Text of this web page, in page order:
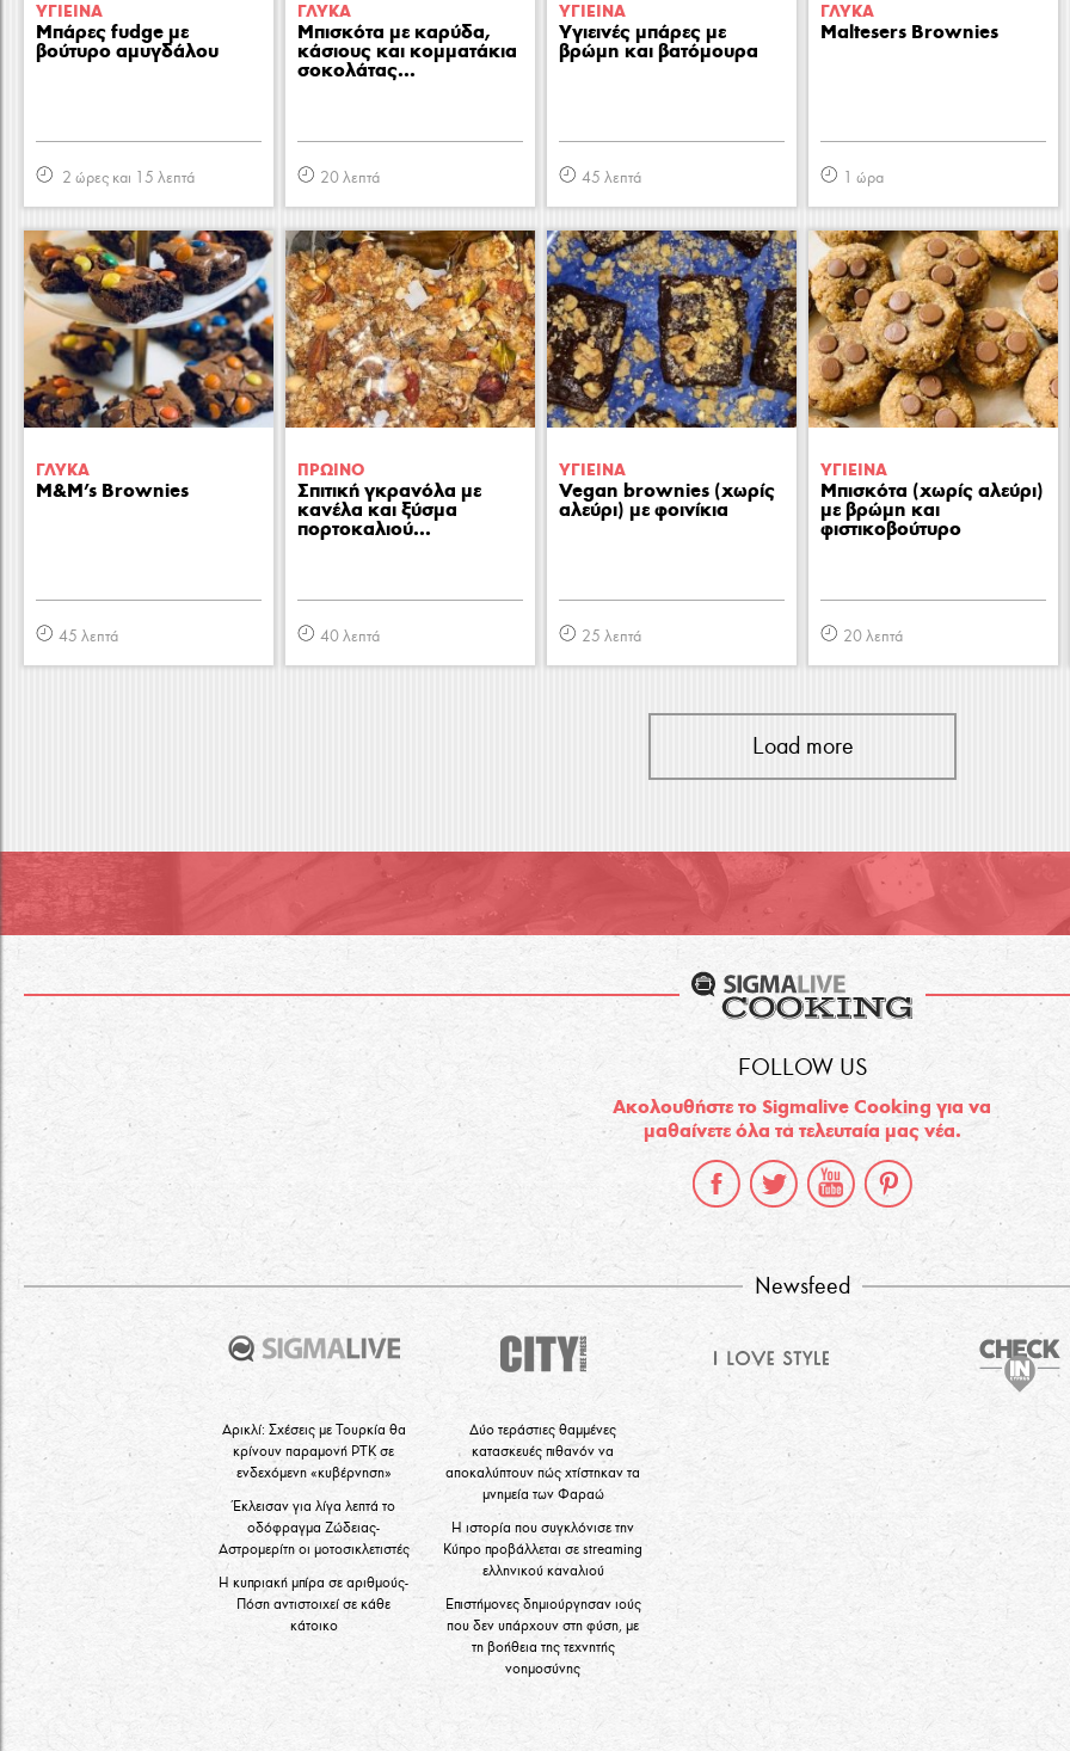
ΥΓΙΕΙΝA
Μπάρες fudge με
βούτυρο αμυγδάλου
2 ώρες και 15 λεπτά
ΓΛΥΚA
Μπισκότα με καρύδα,
κάσιους και κομματάκια
σοκολάτας...
20 λεπτά
ΥΓΙΕΙΝA
Υγιεινές μπάρες με
βρώμη και βατόμουρα
45 λεπτά
ΓΛΥΚA
Maltesers Brownies
1 ώρα
ΓΛΥΚA
M&M's Brownies
45 λεπτά
ΠΡΩΙΝΟ
Σπιτική γκρανόλα με
κανέλα και ξύσμα
πορτοκαλιού...
40 λεπτά
ΥΓΙΕΙΝA
Vegan brownies (χωρίς
αλεύρι) με φοινίκια
25 λεπτά
ΥΓΙΕΙΝA
Μπισκότα (χωρίς αλεύρι)
με βρώμη και
φιστικοβούτυρο
20 λεπτά
Load more
FOLLOW US
Ακολουθήστε το Sigmalive Cooking για να
μαθαίνετε όλα τα τελευταία μας νέα.
Newsfeed
Αρικλί: Σχέσεις με Τουρκία θα
κρίνουν παραμονή ΡΤΚ σε
ενδεχόμενη «κυβέρνηση»
Έκλεισαν για λίγα λεπτά το
οδόφραγμα Ζώδειας-
Αστρομερίτη οι μοτοσικλετιστές
Η κυπριακή μπίρα σε αριθμούς-
Πόση αντιστοιχεί σε κάθε
κάτοικο
Δύο τεράστιες θαμμένες
κατασκευές πιθανόν να
αποκαλύπτουν πώς χτίστηκαν τα
μνημεία των Φαραώ
Η ιστορία που συγκλόνισε την
Κύπρο προβάλλεται σε streaming
ελληνικού καναλιού
Επιστήμονες δημιούργησαν ιούς
που δεν υπάρχουν στη φύση, με
τη βοήθεια της τεχνητής
νοημοσύνης